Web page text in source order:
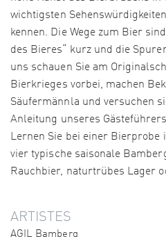
wichtigsten
kennen. Die Wege zum Bier
des Bieres“ kurz und die
uns schauen Sie am
Bierkrieges vorbei, machen
Säufermännla und versuchen
Anleitung unseres
Lernen Sie bei einer Bierprobe
vier typische saisonale
Rauchbier, naturtrübes Lager
ARTISTES
AGIL Bamberg